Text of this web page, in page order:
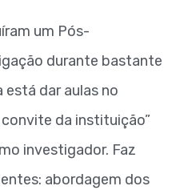
um Pós-
durante bastante
dar aulas no
da instituição”
investigador. Faz
abordagem dos